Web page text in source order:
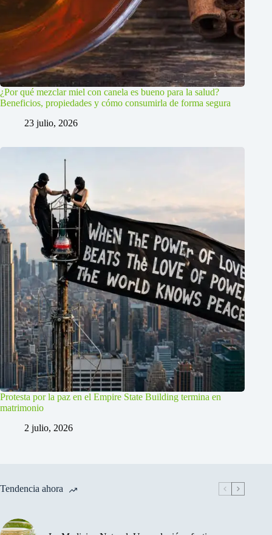
¿Por qué mezclar miel con canela es bueno para la salud?
Beneficios, propiedades y cómo consumirla de forma segura
23 julio, 2026
Protesta por la paz en el Empire State Building termina en
matrimonio
2 julio, 2026
Tendencia ahora